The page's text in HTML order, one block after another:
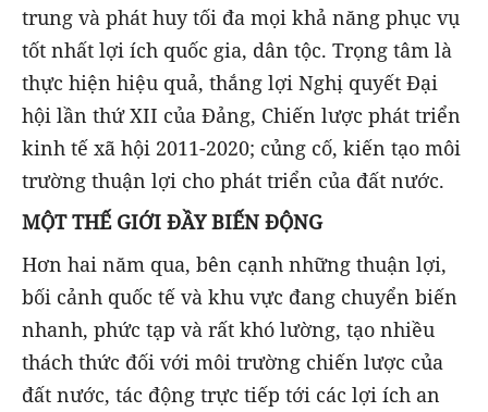
trung và phát huy tối đa mọi khả năng phục vụ
tốt nhất lợi ích quốc gia, dân tộc. Trọng tâm là
thực hiện hiệu quả, thắng lợi Nghị quyết Đại
hội lần thứ XII của Đảng, Chiến lược phát triển
kinh tế xã hội 2011-2020; củng cố, kiến tạo môi
trường thuận lợi cho phát triển của đất nước.
MỘT THẾ GIỚI ĐẦY BIẾN ĐỘNG
Hơn hai năm qua, bên cạnh những thuận lợi,
bối cảnh quốc tế và khu vực đang chuyển biến
nhanh, phức tạp và rất khó lường, tạo nhiều
thách thức đối với môi trường chiến lược của
đất nước, tác động trực tiếp tới các lợi ích an